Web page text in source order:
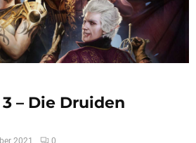
– Die Druiden